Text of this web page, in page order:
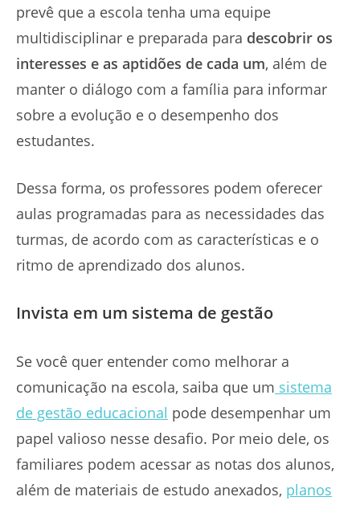
prevê que a escola tenha uma equipe
multidisciplinar e preparada para descobrir os
interesses e as aptidões de cada um, além de
manter o diálogo com a família para informar
sobre a evolução e o desempenho dos
estudantes.
Dessa forma, os professores podem oferecer
aulas programadas para as necessidades das
turmas, de acordo com as características e o
ritmo de aprendizado dos alunos.
Invista em um sistema de gestão
Se você quer entender como melhorar a
comunicação na escola, saiba que um sistema
de gestão educacional pode desempenhar um
papel valioso nesse desafio. Por meio dele, os
familiares podem acessar as notas dos alunos,
além de materiais de estudo anexados, planos